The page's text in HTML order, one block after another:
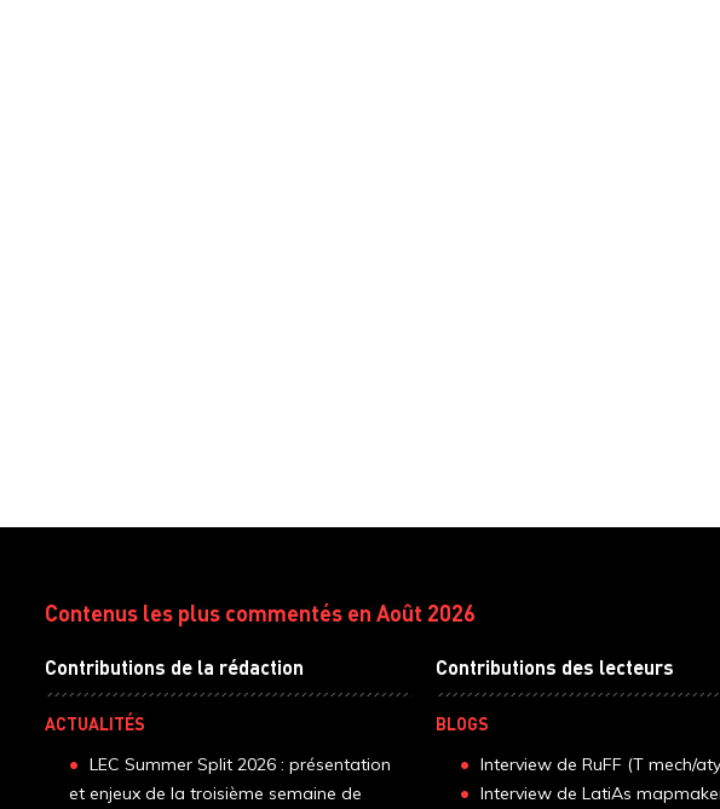
Contenus les plus commentés en Août 2026
Contributions de la rédaction
ACTUALITÉS
LEC Summer Split 2026 : présentation
et enjeux de la troisième semaine de
Contributions des lecteurs
BLOGS
Interview de RuFF (T mech/
Interview de LatiAs